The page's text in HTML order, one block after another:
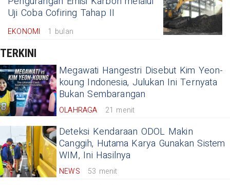
Uji Coba Cofiring Tahap II
EKONOMI 1 bulan
TERKINI
Megawati Hangestri Disebut Kim Yeon-
koung Indonesia, Julukan Ini Ternyata
Bukan Sembarangan
OLAHRAGA 21 menit
Deteksi Kendaraan ODOL Makin
Canggih, Hutama Karya Gunakan Sistem
WIM, Ini Hasilnya
NEWS 53 menit